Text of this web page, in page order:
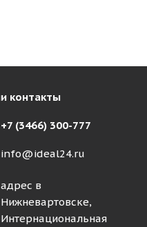
контакты
+7 (3466) 300-777
info@ideal24.ru
адрес в
Нижневартовске,
Интернациональная